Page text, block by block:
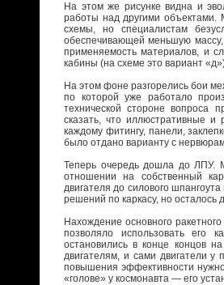
На этом же рисунке видна и
работы над другими объектами.
схемы, но специалистам
обеспечивающей меньшую массу,
применяемость материалов, и
кабины (на схеме это вариант
На этом фоне разгорелись бои
по которой уже работало
технической стороне вопроса
сказать, что иллюстративные
каждому фитингу, панели,
было отдано варианту с
Теперь очередь дошла до ЛПУ.
отношении на собственный
двигателя до силового
решений по каркасу, но осталось
Нахождение основного
позволяло использовать его
остановились в конце концов
двигателям, и сами двигатели у
повышения эффективности
«голове» у космонавта — его